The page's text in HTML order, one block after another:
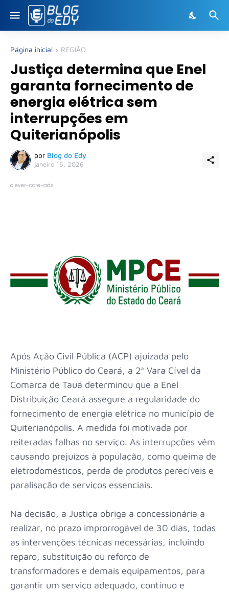
Página inicial REGIÃO
Justiça determina que Enel
garanta fornecimento de
energia elétrica sem
interrupções em
Quiterianópolis
por Blog do Edy
janeiro 16, 2026
clever-core-ads
Após Ação Civil Pública (ACP) ajuizada pelo
Ministério Público do Ceará, a 2ª Vara Cível da
Comarca de Tauá determinou que a Enel
Distribuição Ceará assegure a regularidade do
fornecimento de energia elétrica no município de
Quiterianópolis. A medida foi motivada por
reiteradas falhas no serviço. As interrupções vêm
causando prejuízos à população, como queima de
eletrodomésticos, perda de produtos perecíveis e
paralisação de serviços essenciais.
Na decisão, a Justiça obriga a concessionária a
realizar, no prazo improrrogável de 30 dias, todas
as intervenções técnicas necessárias, incluindo
reparo, substituição ou reforço de
transformadores e demais equipamentos, para
garantir um serviço adequado, contínuo e